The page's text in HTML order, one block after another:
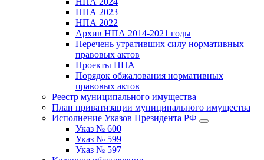
НПА 2023
НПА 2022
Архив НПА 2014-2021 годы
Перечень утративших силу нормативных
правовых актов
Проекты НПА
Порядок обжалования нормативных
правовых актов
Реестр муниципального имущества
План приватизации муниципального имущества
Исполнение Указов Президента РФ
Указ № 600
Указ № 599
Указ № 597